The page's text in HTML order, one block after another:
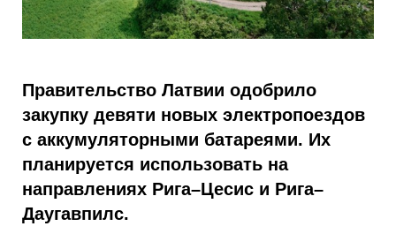
Правительство Латвии одобрило
закупку девяти новых электропоездов
с аккумуляторными батареями. Их
планируется использовать на
направлениях Рига–Цесис и Рига–
Даугавпилс.